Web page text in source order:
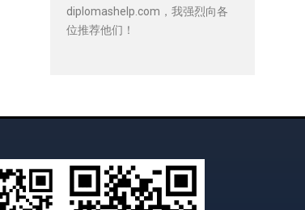
diplomashelp.com，我强烈向各
位推荐他们！